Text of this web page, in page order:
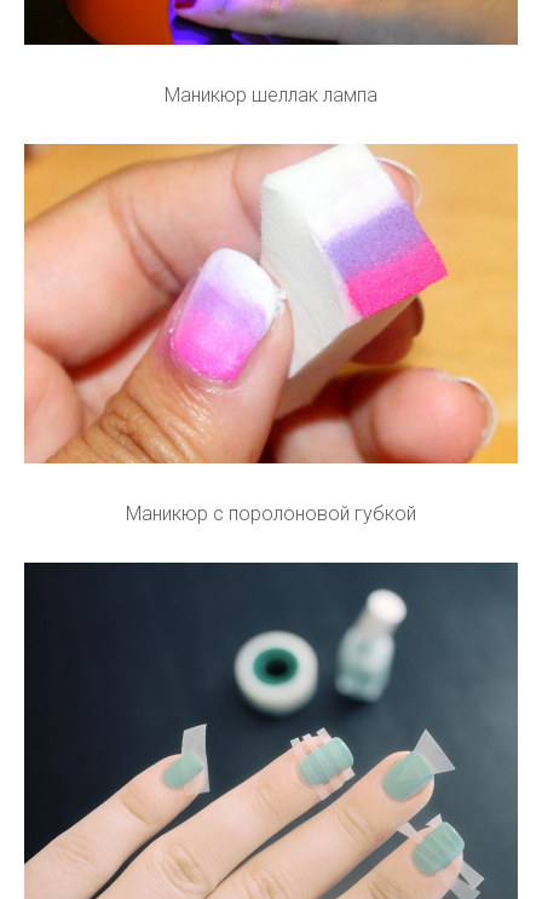
Маникюр шеллак лампа
Маникюр с поролоновой губкой